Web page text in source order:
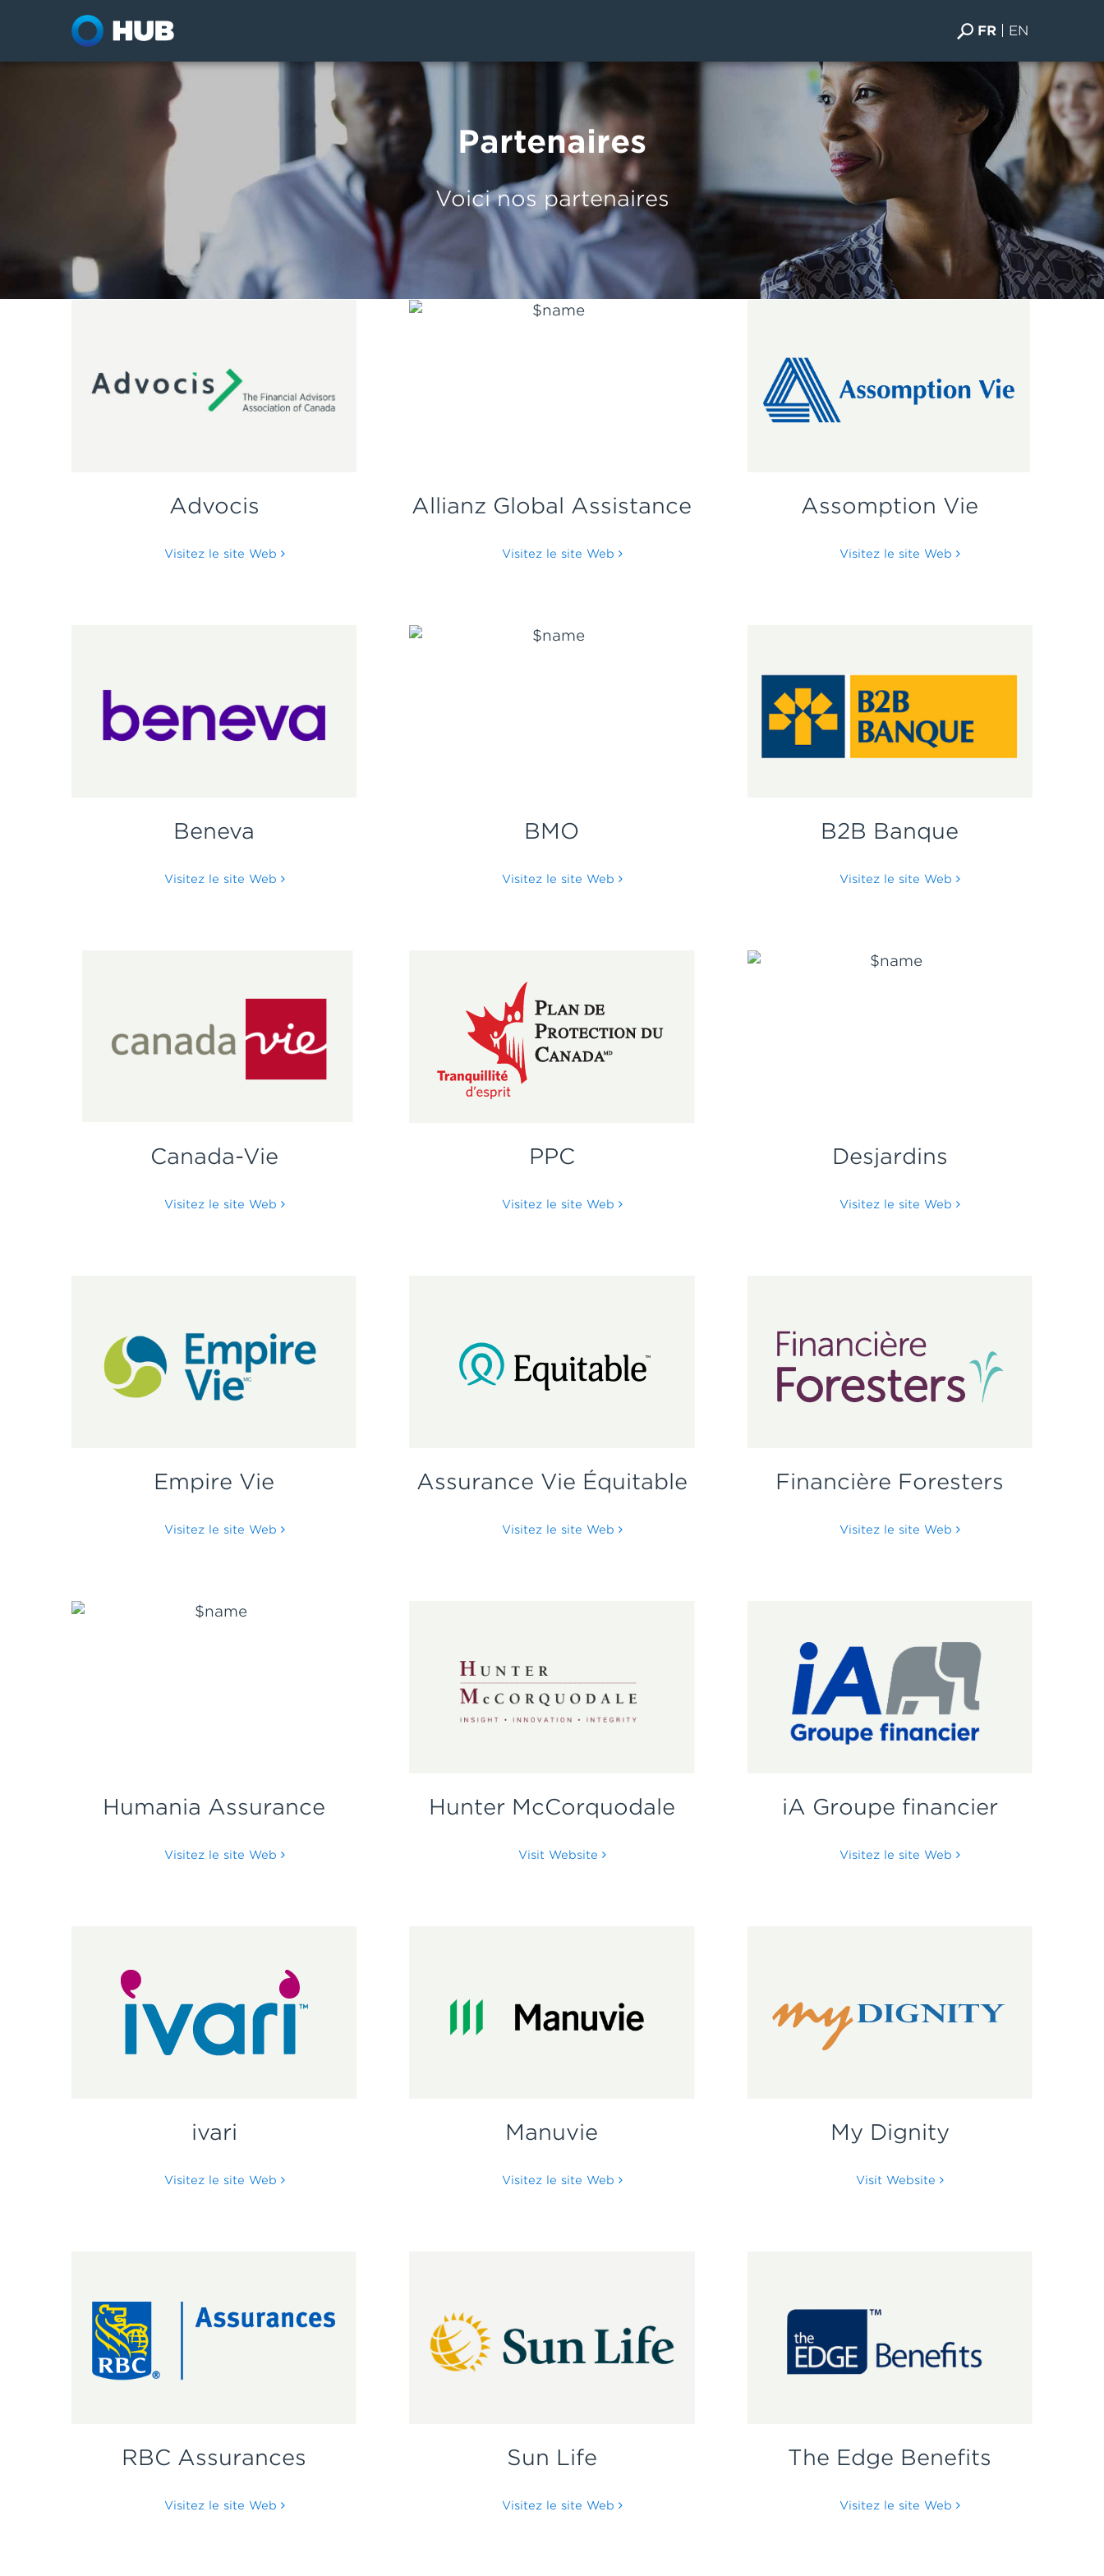
FR EN
Partenaires
Voici nos partenaires
Advocis
Visitez le site Web
Allianz Global Assistance
Visitez le site Web
Assomption Vie
Visitez le site Web
Beneva
Visitez le site Web
BMO
Visitez le site Web
B2B Banque
Visitez le site Web
Canada-Vie
Visitez le site Web
PPC
Visitez le site Web
Desjardins
Visitez le site Web
Empire Vie
Visitez le site Web
Assurance Vie Équitable
Visitez le site Web
Financière Foresters
Visitez le site Web
Humania Assurance
Visitez le site Web
Hunter McCorquodale
Visit Website
iA Groupe financier
Visitez le site Web
ivari
Visitez le site Web
Manuvie
Visitez le site Web
My Dignity
Visit Website
RBC Assurances
Visitez le site Web
Sun Life
Visitez le site Web
The Edge Benefits
Visitez le site Web